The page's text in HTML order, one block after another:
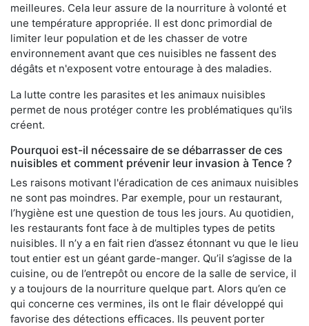
meilleures. Cela leur assure de la nourriture à volonté et
une température appropriée. Il est donc primordial de
limiter leur population et de les chasser de votre
environnement avant que ces nuisibles ne fassent des
dégâts et n'exposent votre entourage à des maladies.
La lutte contre les parasites et les animaux nuisibles
permet de nous protéger contre les problématiques qu'ils
créent.
Pourquoi est-il nécessaire de se débarrasser de ces
nuisibles et comment prévenir leur invasion à Tence ?
Les raisons motivant l'éradication de ces animaux nuisibles
ne sont pas moindres. Par exemple, pour un restaurant,
l’hygiène est une question de tous les jours. Au quotidien,
les restaurants font face à de multiples types de petits
nuisibles. Il n’y a en fait rien d’assez étonnant vu que le lieu
tout entier est un géant garde-manger. Qu’il s’agisse de la
cuisine, ou de l’entrepôt ou encore de la salle de service, il
y a toujours de la nourriture quelque part. Alors qu’en ce
qui concerne ces vermines, ils ont le flair développé qui
favorise des détections efficaces. Ils peuvent porter